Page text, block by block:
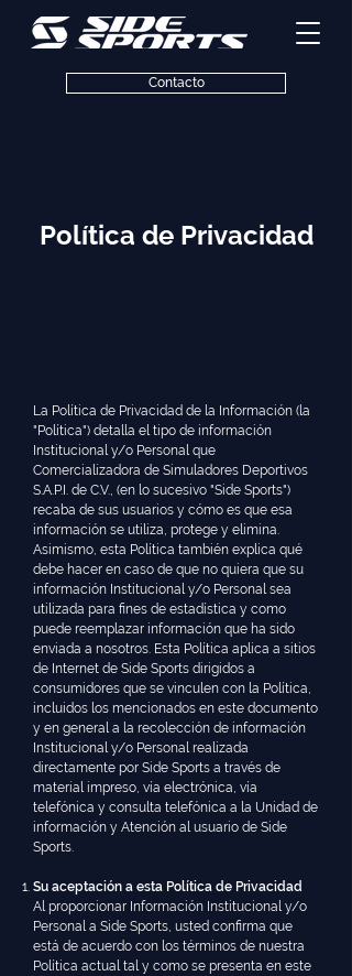
Contacto
Política de Privacidad
La Política de Privacidad de la Información (la
"Política") detalla el tipo de información
Institucional y/o Personal que
Comercializadora de Simuladores Deportivos
S.A.P.I. de C.V., (en lo sucesivo "Side Sports")
recaba de sus usuarios y cómo es que esa
información se utiliza, protege y elimina.
Asimismo, esta Política también explica qué
debe hacer en caso de que no quiera que su
información Institucional y/o Personal sea
utilizada para fines de estadística y como
puede reemplazar información que ha sido
enviada a nosotros. Esta Política aplica a sitios
de Internet de Side Sports dirigidos a
consumidores que se vinculen con la Política,
incluidos los mencionados en este documento
y en general a la recolección de información
Institucional y/o Personal realizada
directamente por Side Sports a través de
material impreso, vía electrónica, vía
telefónica y consulta telefónica a la Unidad de
información y Atención al usuario de Side
Sports.
Su aceptación a esta Política de Privacidad
Al proporcionar Información Institucional y/o
Personal a Side Sports, usted confirma que
está de acuerdo con los términos de nuestra
Política actual tal y como se presenta en este